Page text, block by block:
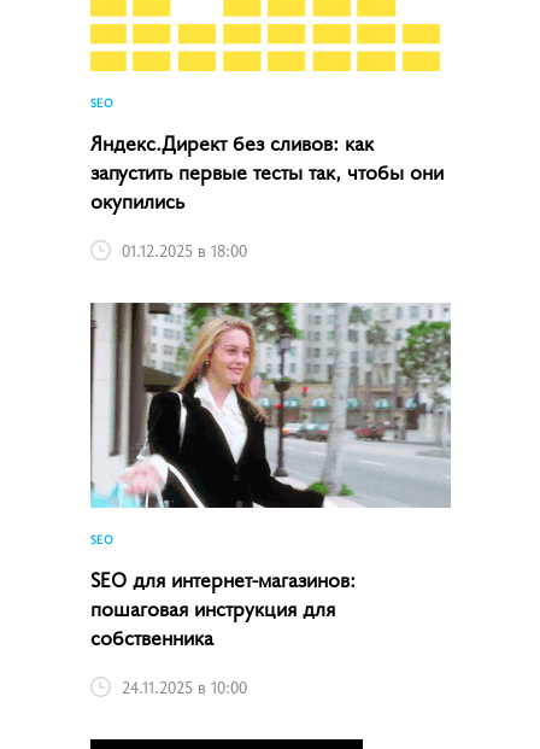
SEO
Яндекс.Директ без сливов: как
запустить первые тесты так, чтобы они
окупились
01.12.2025 в 18:00
SEO
SEO для интернет-магазинов:
пошаговая инструкция для
собственника
24.11.2025 в 10:00